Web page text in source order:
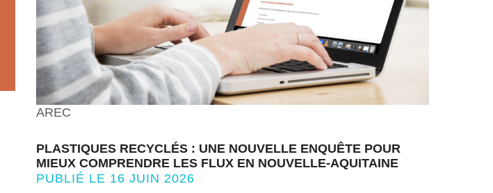
AREC
PLASTIQUES RECYCLÉS : UNE NOUVELLE ENQUÊTE POUR
MIEUX COMPRENDRE LES FLUX EN NOUVELLE-AQUITAINE
PUBLIÉ LE 16 JUIN 2026